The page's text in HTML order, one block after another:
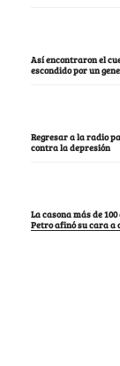
Así encontraron el
escondido por un
Regresar a la radio
contra la depresión
La casona más de
Petro afinó su cara a